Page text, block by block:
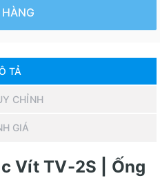
TẢ
CHỈNH
GIÁ
Vít TV-2S | Ống